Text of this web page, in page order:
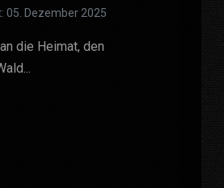
05. Dezember 2025
die Heimat, den